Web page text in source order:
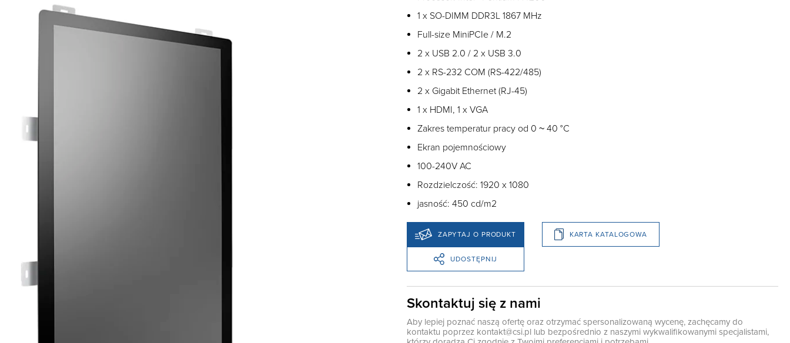
1 x SO-DIMM DDR3L 1867 MHz
Full-size MiniPCIe / M.2
2 x USB 2.0 / 2 x USB 3.0
2 x RS-232 COM (RS-422/485)
2 x Gigabit Ethernet (RJ-45)
1 x HDMI, 1 x VGA
Zakres temperatur pracy od 0 ~ 40 °C
Ekran pojemnościowy
100-240V AC
Rozdzielczość: 1920 x 1080
jasność: 450 cd/m2
ZAPYTAJ O PRODUKT KARTA KATALOGOWA
UDOSTĘPNIJ
Skontaktuj się z nami
Aby lepiej poznać naszą ofertę oraz otrzymać spersonalizowaną wycenę, zachęcamy do
kontaktu poprzez kontakt@csi.pl lub bezpośrednio z naszymi wykwalifikowanymi specjalistami,